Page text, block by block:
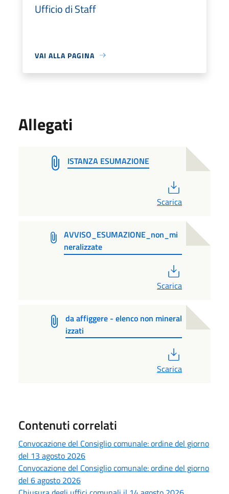
Ufficio di Staff
VAI ALLA PAGINA
Allegati
ISTANZA ESUMAZIONE
Scarica
AVVISO_ESUMAZIONE_non_mi
neralizzate
Scarica
da affiggere - elenco non mineral
izzati
Scarica
Contenuti correlati
Convocazione del Consiglio comunale: ordine del giorno
del 13 agosto 2026
Convocazione del Consiglio comunale: ordine del giorno
del 6 agosto 2026